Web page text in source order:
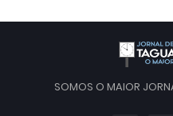
SOMOS O MAIOR